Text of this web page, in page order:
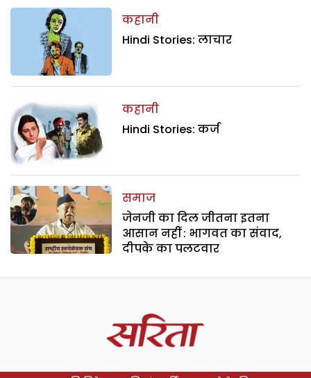
कहानी
Hindi Stories: लाचार
कहानी
Hindi Stories: कर्ज
समाज
जेनजी का दिल जीतना इतना
आसान नहीं : भागवत का संवाद,
दीपके का पलटवार